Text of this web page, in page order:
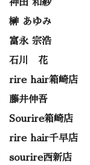
神田 和紗
榊 あゆみ
富永 宗浩
石川 花
rire hair箱崎店
藤井伸吾
Sourire箱崎店
rire hair千早店
sourire西新店